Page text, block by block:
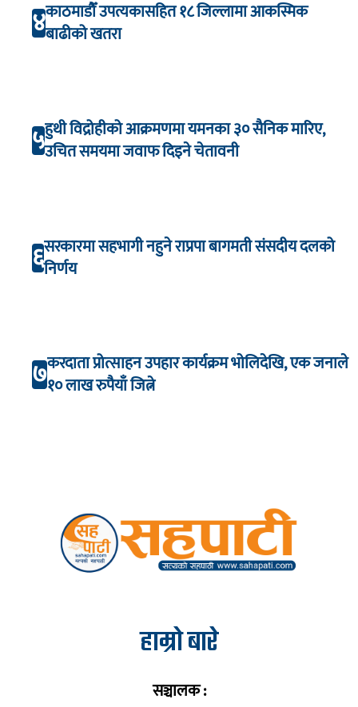
४काठमाडौँ उपत्यकासहित १८ जिल्लामा आकस्मिक
बाढीको खतरा
५हुथी विद्रोहीको आक्रमणमा यमनका ३० सैनिक मारिए,
उचित समयमा जवाफ दिइने चेतावनी
६सरकारमा सहभागी नहुने राप्रपा बागमती संसदीय दलको
निर्णय
७करदाता प्रोत्साहन उपहार कार्यक्रम भाेलिदेखि, एक जनाले
१० लाख रुपैयाँ जित्ने
हाम्रो बारे
सञ्चालक :